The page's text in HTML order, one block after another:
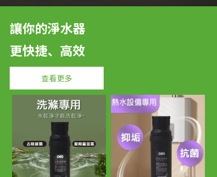
讓你的淨水器
更快捷、高效
查看更多